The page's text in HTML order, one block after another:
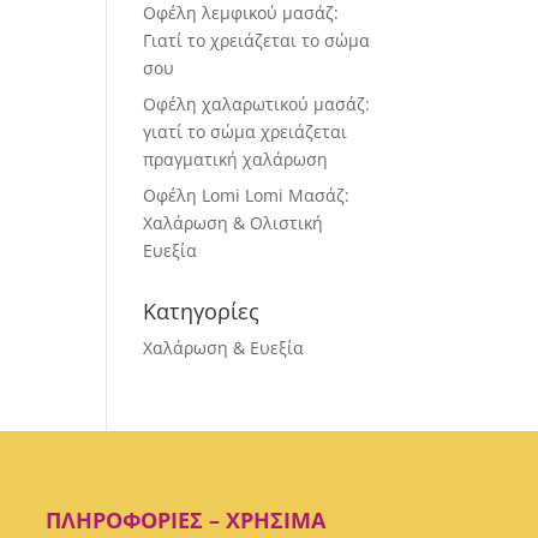
Οφέλη λεμφικού μασάζ:
Γιατί το χρειάζεται το σώμα
σου
Οφέλη χαλαρωτικού μασάζ:
γιατί το σώμα χρειάζεται
πραγματική χαλάρωση
Οφέλη Lomi Lomi Μασάζ:
Χαλάρωση & Ολιστική
Ευεξία
Κατηγορίες
Χαλάρωση & Ευεξία
ΠΛΗΡΟΦΟΡΊΕΣ – ΧΡΉΣΙΜΑ